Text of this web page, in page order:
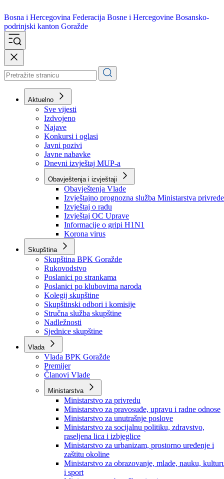
Bosna i Hercegovina
podrinjski kanton Goražde
Aktuelno
Sve vijesti
Izdvojeno
Najave
Konkursi i oglasi
Javni pozivi
Javne nabavke
Dnevni izvještaj MUP-a
Obavještenja i izvještaji
Obavještenja Vlade
Izvještajno prognozna služba Ministarstva privrede
Izvještaj o radu
Izvještaj OC Uprave
Informacije o gripi H1N1
Korona virus
Skupština
Skupština BPK Goražde
Rukovodstvo
Poslanici po strankama
Poslanici po klubovima naroda
Kolegij skupštine
Skupštinski odbori i komisije
Stručna služba skupštine
Nadležnosti
Sjednice skupštine
Vlada
Vlada BPK Goražde
Premijer
Članovi Vlade
Ministarstva
Ministarstvo za privredu
Ministarstvo za pravosuđe, upravu i radne odnose
Ministarstvo za unutrašnje poslove
Ministarstvo za socijalnu politiku, zdravstvo,
raseljena lica i izbjeglice
Ministarstvo za urbanizam, prostorno uređenje i